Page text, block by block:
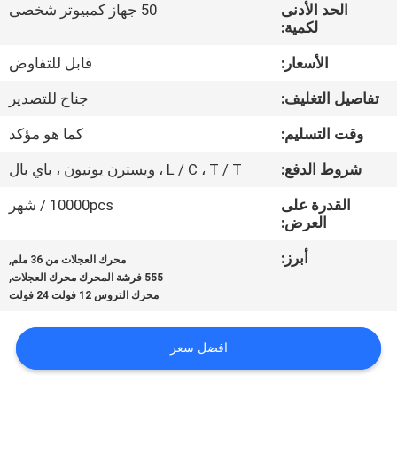
مراقبة
الجودة
اتصل
أخبار
خريطة
الموقع
الحد الأدنى
لكمية:
50 جهاز كمبيوتر شخصى
الأسعار:
قابل للتفاوض
تفاصيل التغليف:
جناح للتصدير
وقت التسليم:
كما هو مؤكد
شروط الدفع:
L / C ، T / T ، ويسترن يونيون ، باي بال
القدرة على
العرض:
10000pcs / شهر
أبرز: محرك العجلات من 36 ملم ,
555 فرشة المحرك محرك العجلات ,
محرك التروس 12 فولت 24 فولت
افضل سعر